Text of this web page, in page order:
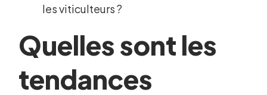
les viticulteurs ?
Quelles sont les
tendances